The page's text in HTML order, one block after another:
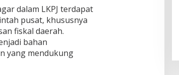
dalam LKPJ terdapat
pusat, khususnya
fiskal daerah.
bahan
yang mendukung